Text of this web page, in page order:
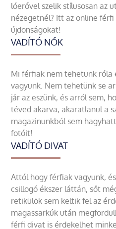
lóerővel szelik stílusosan az
nézegetnél? Itt az online
újdonságokat!
VADÍTÓ NŐK
Mi férfiak nem tehetünk róla
vagyunk. Nem tehetünk se
jár az eszünk, és arról sem,
téved akarva, akaratlanul a
magazinunkból sem
fotóit!
VADÍTÓ DIVAT
Attól hogy férfiak vagyunk,
csillogó ékszer láttán, sőt
retikülök sem keltik fel az
magassarkúk után
férfi divat is érdekelhet